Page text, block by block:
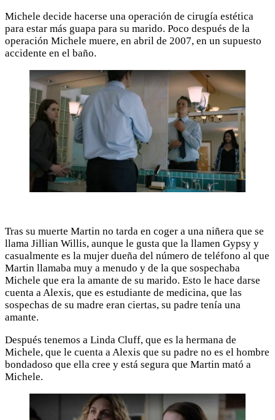
Michele decide hacerse una operación de cirugía estética
para estar más guapa para su marido. Poco después de la
operación Michele muere, en abril de 2007, en un supuesto
accidente en el baño.
Tras su muerte Martin no tarda en coger a una niñera que se
llama Jillian Willis, aunque le gusta que la llamen Gypsy y
casualmente es la mujer dueña del número de teléfono al que
Martin llamaba muy a menudo y de la que sospechaba
Michele que era la amante de su marido. Esto le hace darse
cuenta a Alexis, que es estudiante de medicina, que las
sospechas de su madre eran ciertas, su padre tenía una
amante.
Después tenemos a Linda Cluff, que es la hermana de
Michele, que le cuenta a Alexis que su padre no es el hombre
bondadoso que ella cree y está segura que Martin mató a
Michele.